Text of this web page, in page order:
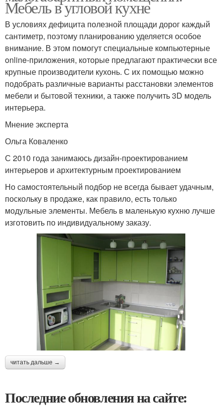
Мебель в угловой кухне
В условиях дефицита полезной площади дорог каждый
сантиметр, поэтому планированию уделяется особое
внимание. В этом помогут специальные компьютерные
online-приложения, которые предлагают практически все
крупные производители кухонь. С их помощью можно
подобрать различные варианты расстановки элементов
мебели и бытовой техники, а также получить 3D модель
интерьера.
Мнение эксперта
Ольга Коваленко
С 2010 года занимаюсь дизайн-проектированием
интерьеров и архитектурным проектированием
Но самостоятельный подбор не всегда бывает удачным,
поскольку в продаже, как правило, есть только
модульные элементы. Мебель в маленькую кухню лучше
изготовить по индивидуальному заказу.
читать дальше →
Последние обновления на сайте: